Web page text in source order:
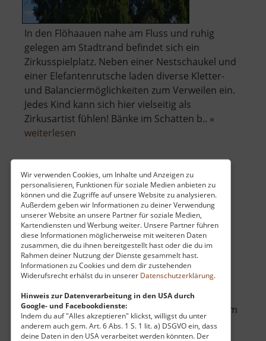
Wir verwenden Cookies, um Inhalte und Anzeigen zu
personalisieren, Funktionen für soziale Medien anbieten zu
können und die Zugriffe auf unsere Website zu analysieren.
Außerdem geben wir Informationen zu deiner Verwendung
unserer Website an unsere Partner für soziale Medien,
Kartendiensten und Werbung weiter. Unsere Partner führen
diese Informationen möglicherweise mit weiteren Daten
zusammen, die du ihnen bereitgestellt hast oder die du im
Rahmen deiner Nutzung der Dienste gesammelt hast.
Informationen zu Cookies und dem dir zustehenden
Widerufsrecht erhälst du in unserer Datenschutzerklärung.
Hinweis zur Datenverarbeitung in den USA durch
Google- und Facebookdienste:
Indem du auf "Alles akzeptieren" klickst, willigst du unter
anderem auch gem. Art. 6 Abs. 1 S. 1 lit. a) DSGVO ein, dass
deine Daten in den USA verarbeitet werden könnten. Der
In den Flöhaauen nahe am Fluss und ruhig
gelegen am Stadtrand befindet sich ein
Zirkusspielplatz. Neben einer Nestschaukel und
einer Elefantenrutsche laden diverse Kletter-
und Balanciermöglichkeiten zum Verweilen ein.
Jedes Kind kann sich hier vielseitig als
Zirkusartist fühlen! Bänke im Schatten b.. »
weiterlesen
ZipLine Klíny
Böhmisches Erzgebirge
40 km vom aktuellen Standort
Die länge ZipLine in Tschechien befindet sich im
Erzgebirge. Was kann man sich eigentlich
drunter vorstellen? Ein langes Stahlseil -